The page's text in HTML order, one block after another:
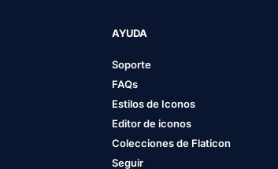
AYUDA
Soporte
FAQs
Estilos de Iconos
Editor de iconos
Colecciones de Flaticon
Seguir